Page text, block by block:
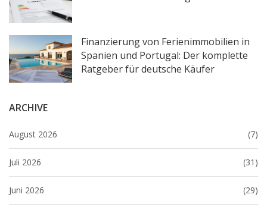
Finanzierung von Ferienimmobilien in
Spanien und Portugal: Der komplette
Ratgeber für deutsche Käufer
ARCHIVE
August 2026 (7)
Juli 2026 (31)
Juni 2026 (29)